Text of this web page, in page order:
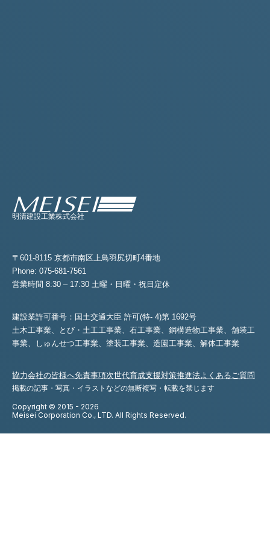
明清建設工業株式会社
〒601-8115 京都市南区上鳥羽尻切町4番地
Phone: 075-681-7561
営業時間 8:30 – 17:30 土曜・日曜・祝日定休
建設業許可番号：国土交通大臣 許可(特- 4)第 1692号
土木工事業、とび・土工工事業、石工事業、鋼構造物工事業、舗装工
事業、
しゅんせつ工事業、塗装工事業、造園工事業、解体工事業
協力会社の皆様へ免責事項次世代育成支援対策推進法よくあるご質問
掲載の記事・写真・イラストなどの無断複写・転載を禁じます
Copyright © 2015 - 2026
Meisei Corporation Co., LTD. All Rights Reserved.